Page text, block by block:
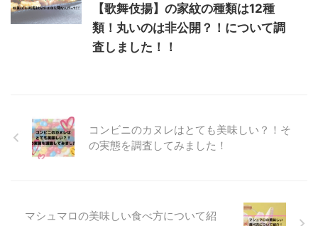
【歌舞伎揚】の家紋の種類は12種
類！丸いのは非公開？！について調
査しました！！
コンビニのカヌレはとても美味しい？！そ
の実態を調査してみました！
マシュマロの美味しい食べ方について紹